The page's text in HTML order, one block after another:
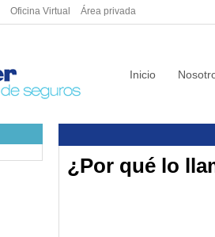
Oficina Virtual Área privada
Inicio
¿Por qué lo